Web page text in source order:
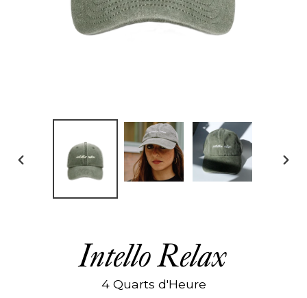
DIAPOSITIVE
Intello Relax
4 Quarts d'Heure